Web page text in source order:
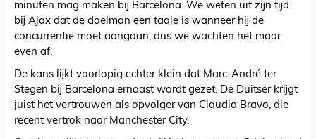
minuten mag maken bij Barcelona. We weten uit zijn tijd
bij Ajax dat de doelman een taaie is wanneer hij de
concurrentie moet aangaan, dus we wachten het maar
even af.
De kans lijkt voorlopig echter klein dat Marc-André ter
Stegen bij Barcelona ernaast wordt gezet. De Duitser krijgt
juist het vertrouwen als opvolger van Claudio Bravo, die
recent vertrok naar Manchester City.